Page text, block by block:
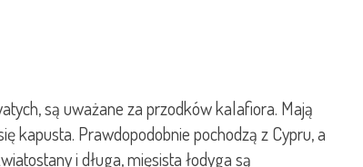
są uważane za przodków kalafiora. Mają
kapusta. Prawdopodobnie pochodzą z Cypru, a
i długa, mięsista łodyga są